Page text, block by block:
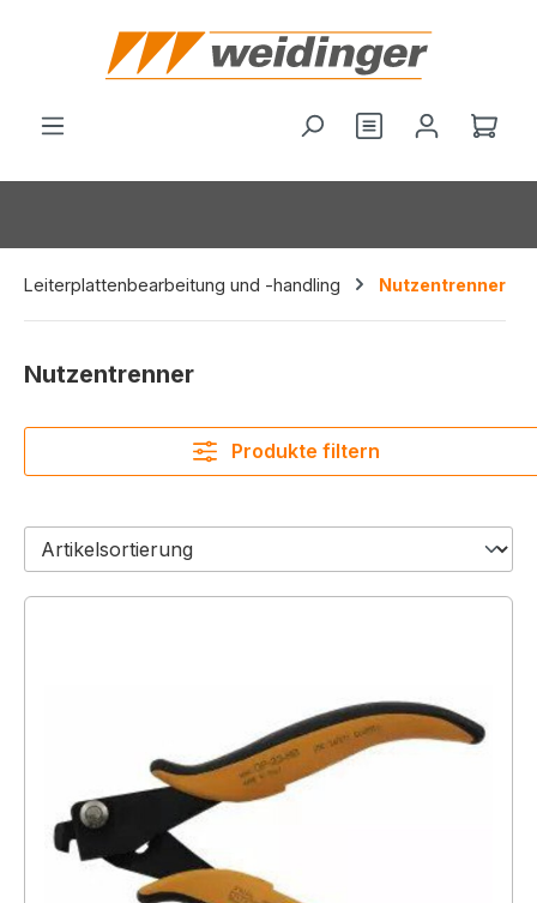
springen
Du hast 0
Leiterplattenbearbeitung und -handling Nutzentrenner
Nutzentrenner
Produkte filtern